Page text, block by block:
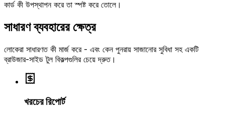
কার্ড কী উপস্থাপন করে তা স্পষ্ট করে তোলে।
সাধারণ ব্যবহারের ক্ষেত্র
লোকেরা সাধারণত কী মার্জ করে - এবং কেন পুনরায় সাজানোর সুবিধা সহ একটি
ব্রাউজার-সাইড টুল বিকল্পগুলির চেয়ে দ্রুত।
খরচের রিপোর্ট